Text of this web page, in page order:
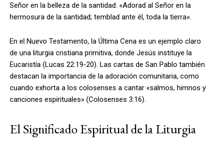
Señor en la belleza de la santidad: «Adorad al Señor en la
hermosura de la santidad; temblad ante él, toda la tierra».
En el Nuevo Testamento, la Última Cena es un ejemplo claro
de una liturgia cristiana primitiva, donde Jesús instituye la
Eucaristía (Lucas 22:19-20). Las cartas de San Pablo también
destacan la importancia de la adoración comunitaria, como
cuando exhorta a los colosenses a cantar «salmos, himnos y
canciones espirituales» (Colosenses 3:16).
El Significado Espiritual de la Liturgia